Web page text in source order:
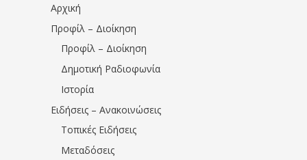
Αρχική
Προφίλ – Διοίκηση
Προφίλ – Διοίκηση
Δημοτική Ραδιοφωνία
Ιστορία
Ειδήσεις – Ανακοινώσεις
Τοπικές Ειδήσεις
Μεταδόσεις